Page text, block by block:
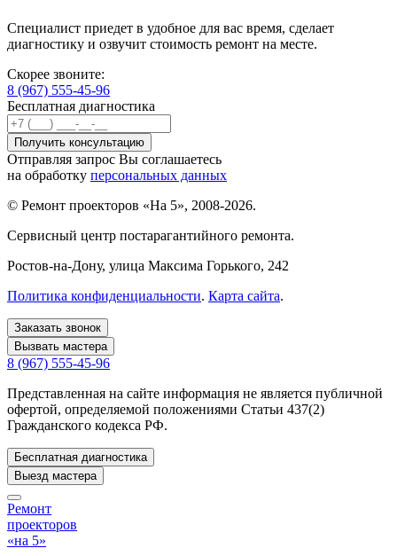
Специалист приедет в удобное для вас время, сделает
диагностику и озвучит стоимость ремонт на месте.
Скорее звоните:
8 (967) 555-45-96
Бесплатная диагностика
Отправляя запрос Вы соглашаетесь
на обработку персональных данных
© Ремонт проекторов «На 5», 2008-2026.
Сервисный центр постарагантийного ремонта.
Ростов-на-Дону, улица Максима Горького, 242
Политика конфиденциальности. Карта сайта.
Заказать звонок
Вызвать мастера
8 (967) 555-45-96
Представленная на сайте информация не является публичной
офертой, определяемой положениями Статьи 437(2)
Гражданского кодекса РФ.
Бесплатная диагностика
Выезд мастера
Ремонт
проекторов
«на 5»